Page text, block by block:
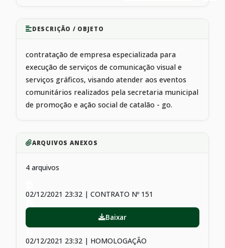
DESCRIÇÃO / OBJETO
contratação de empresa especializada para
execução de serviços de comunicação visual e
serviços gráficos, visando atender aos eventos
comunitários realizados pela secretaria municipal
de promoção e ação social de catalão - go.
ARQUIVOS ANEXOS
4 arquivos
02/12/2021 23:32 | CONTRATO Nº 151
Baixar
02/12/2021 23:32 | HOMOLOGAÇÃO